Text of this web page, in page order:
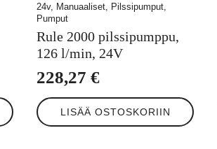
24v, Manuaaliset, Pilssipumput,
Pumput
Rule 2000 pilssipumppu,
126 l/min, 24V
228,27€
LISÄÄ OSTOSKORIIN